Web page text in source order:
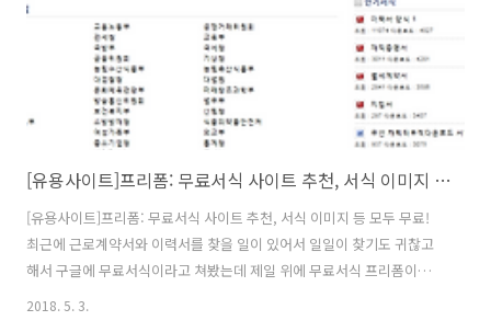
[유용사이트]프리폼: 무료서식 사이트 추천, 서식 이미지 등 모두 무료!
[유용사이트]프리폼: 무료서식 사이트 추천, 서식 이미지 등 모두 무료!
최근에 근로계약서와 이력서를 찾을 일이 있어서 일일이 찾기도 귀찮고
해서 구글에 무료서식이라고 쳐봤는데 제일 위에 무료서식 프리폼이라
고 뜨길래 들어가봤다. 프리폼 바로가기: http://freeforms.co.kr/ 설
2018. 5. 3.